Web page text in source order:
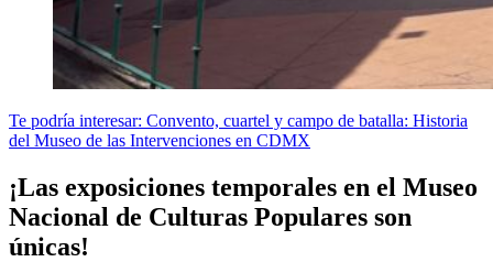
Te podría interesar: Convento, cuartel y campo de batalla: Historia
del Museo de las Intervenciones en CDMX
¡Las exposiciones temporales en el Museo
Nacional de Culturas Populares son
únicas!